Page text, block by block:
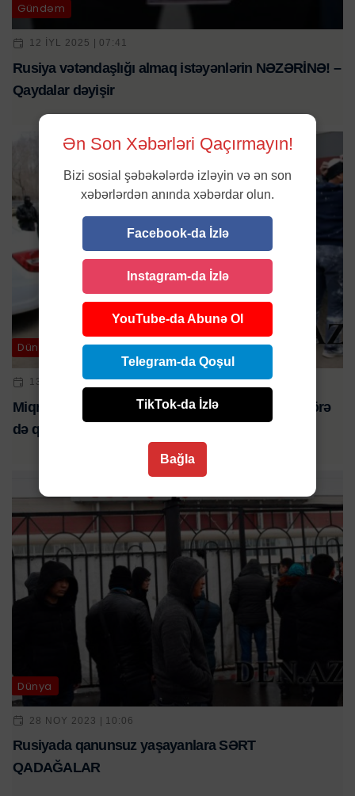
Gündəm
12 IYL 2025 | 07:41
Rusiya vətəndaşlığı almaq istəyənlərin NƏZƏRİNƏ! –
Qaydalar dəyişir
Dünya
13 IYL 2024 | 10:34
Miqrantlar Rusiyadan bu qanun pozuntularına görə
də qovulacaqlar
Dünya
28 NOY 2023 | 10:06
Rusiyada qanunsuz yaşayanlara SƏRT
QADAĞALAR
Ən Son Xəbərləri Qaçırmayın!
Bizi sosial şəbəkələrdə izləyin və ən son
xəbərlərdən anında xəbərdar olun.
Facebook-da İzlə
Instagram-da İzlə
YouTube-da Abunə Ol
Telegram-da Qoşul
TikTok-da İzlə
Bağla